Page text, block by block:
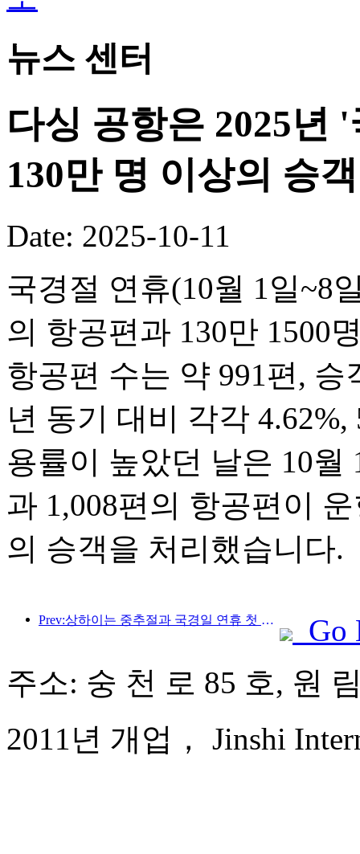
뉴스 센터
다싱 공항은 2025년
130만 명 이상의 승
Date: 2025-10-11
국경절 연휴(10월 1일~8
의 항공편과 130만 1500
항공편 수는 약 991편,
년 동기 대비 각각
용률이 높았던 날은 10월
과 1,008편의 항공편이
의 승객을 처리했습니다.
Prev:상하이는 중추절과 국경일 연휴 첫 4일간 1,511만 명이 넘는 방문객을 맞이했는데, 이는 전년 대비 20% 이상 증가한 수치입니다.
Go
주소: 숭 천 로 85 호, 원
2011년 개업， Jinshi